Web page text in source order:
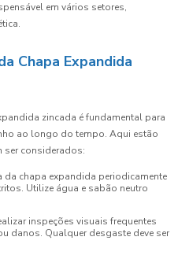
em vários setores,
Chapa Expandida
zincada é fundamental para
ao longo do tempo. Aqui estão
ser considerados:
da chapa expandida periodicamente
Utilize água e sabão neutro
inspeções visuais frequentes
danos. Qualquer desgaste deve ser